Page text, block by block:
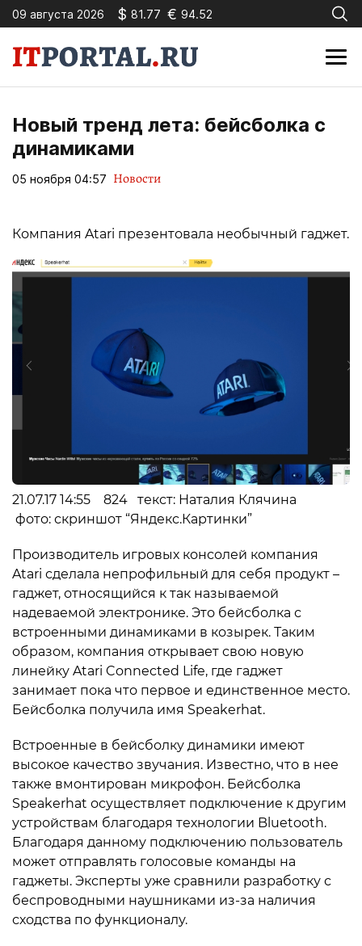
09 августа 2026 $ 81.77 € 94.52
Новый тренд лета: бейсболка с
динамиками
05 ноября 04:57 Новости
Компания Atari презентовала необычный гаджет.
21.07.17 14:55 824 текст: Наталия Клячина
фото: скриншот “Яндекс.Картинки”
Производитель игровых консолей компания
Atari сделала непрофильный для себя продукт –
гаджет, относящийся к так называемой
надеваемой электронике. Это бейсболка с
встроенными динамиками в козырек. Таким
образом, компания открывает свою новую
линейку Atari Connected Life, где гаджет
занимает пока что первое и единственное место.
Бейсболка получила имя Speakerhat.
Встроенные в бейсболку динамики имеют
высокое качество звучания. Известно, что в нее
также вмонтирован микрофон. Бейсболка
Speakerhat осуществляет подключение к другим
устройствам благодаря технологии Bluetooth.
Благодаря данному подключению пользователь
может отправлять голосовые команды на
гаджеты. Эксперты уже сравнили разработку с
беспроводными наушниками из-за наличия
сходства по функционалу.